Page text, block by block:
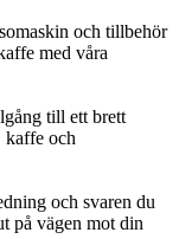
och tillbehör
med våra
till ett brett
kaffe och
och svaren du
på vägen mot din